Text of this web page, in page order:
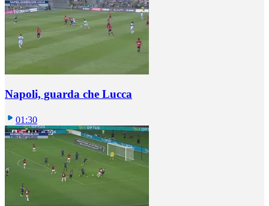
Napoli, guarda che Lucca
01:30